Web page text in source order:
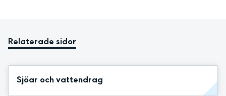
Relaterade sidor
Sjöar och vattendrag